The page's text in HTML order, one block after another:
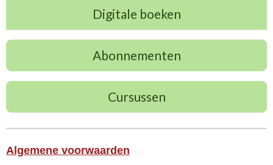
Digitale boeken
Abonnementen
Cursussen
Algemene voorwaarden